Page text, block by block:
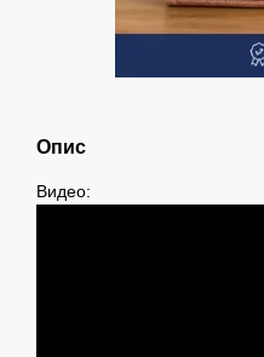
Опис
Видео: